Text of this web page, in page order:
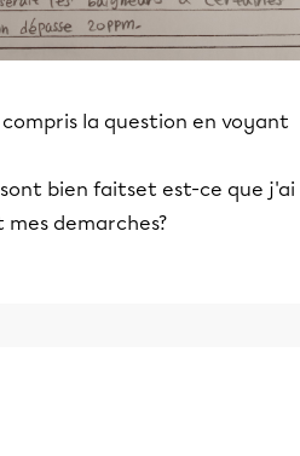
la question en voyant
bien faitset est-ce que j'ai
demarches?